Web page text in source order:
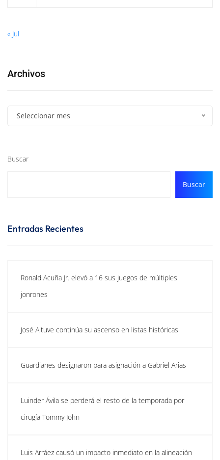
« Jul
Archivos
Seleccionar mes
Buscar
Buscar
Entradas Recientes
Ronald Acuña Jr. elevó a 16 sus juegos de múltiples
jonrones
José Altuve continúa su ascenso en listas históricas
Guardianes designaron para asignación a Gabriel Arias
Luinder Ávila se perderá el resto de la temporada por
cirugía Tommy John
Luis Arráez causó un impacto inmediato en la alineación